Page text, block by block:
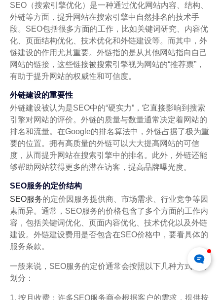
SEO（搜索引擎优化）是一种通过优化网站内容、结构、
外链等方面，提升网站在搜索引擎中自然排名的技术手
段。SEO包括很多方面的工作，比如关键词研究、内容优
化、页面结构优化、技术优化和外链建设等。而其中，外
链建设的作用尤其重要。外链指的是从其他网站指向自己
网站的链接，这些链接被搜索引擎视为网站的“推荐票”，
有助于提升网站的权威性和可信度。
外链建设的重要性
外链建设被认为是SEO中的“硬实力”，它直接影响到搜索
引擎对网站的评价。外链的质量与数量通常决定着网站的
排名和流量。在Google的排名算法中，外链占据了极为重
要的位置。拥有高质量的外链可以大大提高网站的可信
度，从而提升网站在搜索引擎中的排名。此外，外链还能
够帮助网站获得更多的潜在访客，提高品牌曝光度。
SEO服务的定价结构
SEO服务的定价因服务提供商、市场需求、行业竞争等因
素而异。通常，SEO服务的价格包含了多个方面的工作内
容，包括关键词优化、页面内容优化、技术优化以及外链
建设。外链建设费用是否包含在SEO价格中，要看具体的
服务条款。
一般来说，SEO服务的定价通常会按照以下几种方式进行
划分：
1. 按月收费：许多SEO服务商会根据客户的需求，提供按